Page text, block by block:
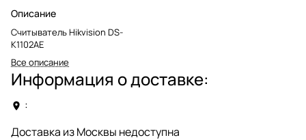
Описание
Считыватель Hikvision DS-
K1102AE
Все описание
Информация о доставке:
:
Доставка из Москвы недоступна